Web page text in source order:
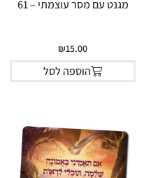
מגנט עם מסר עוצמתי – 61
₪15.00
הוספה לסל